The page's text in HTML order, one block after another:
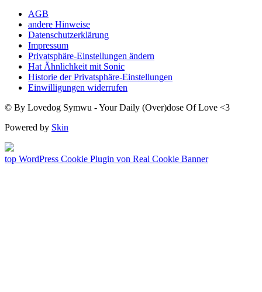
AGB
andere Hinweise
Datenschutzerklärung
Impressum
Privatsphäre-Einstellungen ändern
Hat Ähnlichkeit mit Sonic
Historie der Privatsphäre-Einstellungen
Einwilligungen widerrufen
© By Lovedog Symwu - Your Daily (Over)dose Of Love <3
Powered by Skin
top WordPress Cookie Plugin von Real Cookie Banner